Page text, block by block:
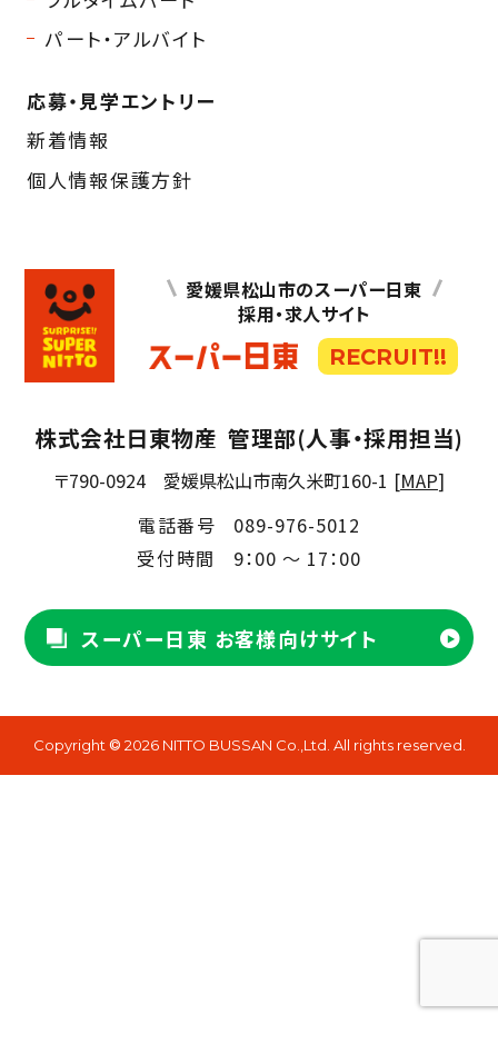
RECRUIT!!
愛媛県松山市のスーパー日東
採用・求人サイト
株式会社日東物産 管理部(人事・採用担当)
〒790-0924 愛媛県松山市南久米町160-1 [MAP]
電話番号
089-976-5012
受付時間
9：00 ～ 17：00
スーパー日東 お客様向けサイト
パート・アルバイト
応募・見学エントリー
新着情報
個人情報保護方針
Copyright © 2026 NITTO BUSSAN Co.,Ltd. All rights reserved.